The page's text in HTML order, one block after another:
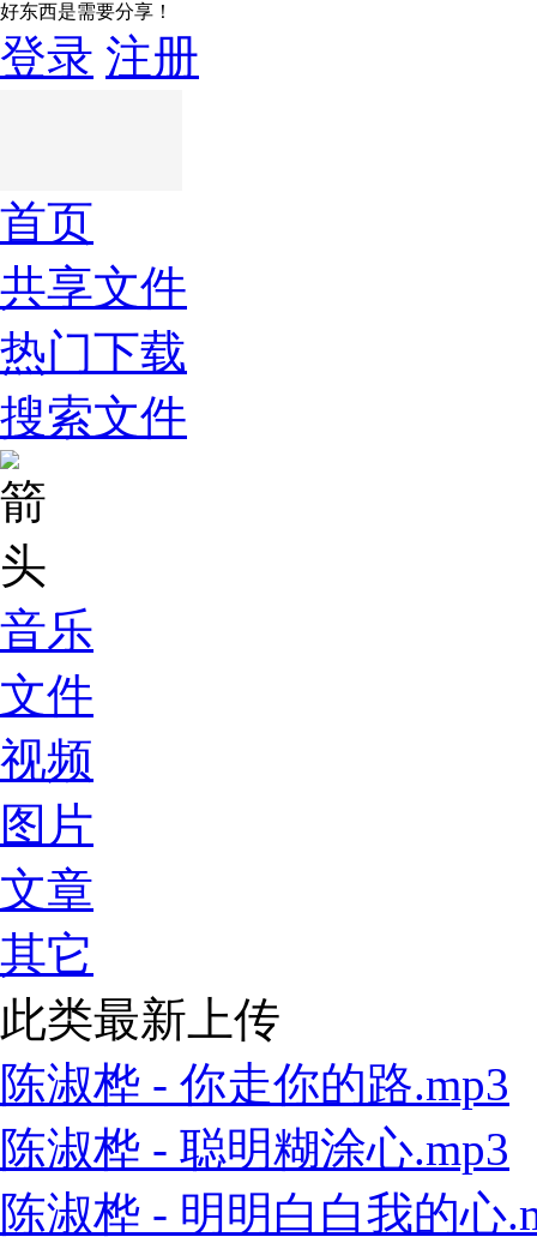
好东西是需要分享！
登录 注册
首页
共享文件
热门下载
搜索文件
音乐
文件
视频
图片
文章
其它
此类最新上传
陈淑桦 - 你走你的路.mp3
陈淑桦 - 聪明糊涂心.mp3
陈淑桦 - 明明白白我的心